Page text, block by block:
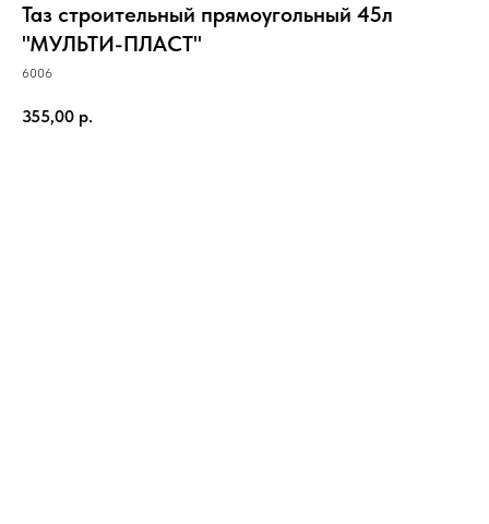
Таз строительный прямоугольный 45л
"МУЛЬТИ-ПЛАСТ"
6006
355,00 р.